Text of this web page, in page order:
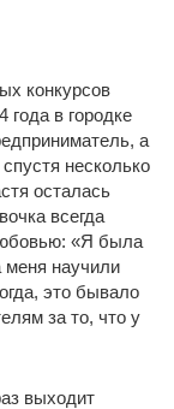
конкурсов
года в городке
а
несколько
осталась
всегда
«Я была
меня научили
это бывало
за то, что у
выходит